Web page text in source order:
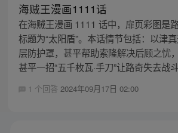
海贼王漫画1111话
在海贼王漫画 1111 话中，扉页彩图是
标题为“太阳盾”。本话情节包括：以津
层防护罩，甚平帮助索隆解决后顾之忧
甚平一招“五千枚瓦·手刀”让路奇失去战
1 个回答 2024年09月17日 02:00